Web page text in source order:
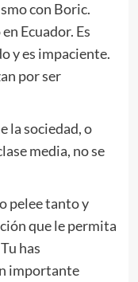
con Boric.
Ecuador. Es
y es impaciente.
por ser
la sociedad, o
media, no se
pelee tanto y
que le permita
has
importante